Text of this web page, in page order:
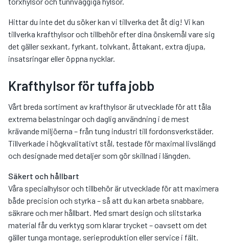
Hittar du inte det du söker kan vi tillverka det åt dig! Vi kan
tillverka krafthylsor och tillbehör efter dina önskemål vare sig
det gäller sexkant, fyrkant, tolvkant, åttakant, extra djupa,
insatsringar eller öppna nycklar.
Krafthylsor för tuffa jobb
Vårt breda sortiment av krafthylsor är utvecklade för att tåla
extrema belastningar och daglig användning i de mest
krävande miljöerna – från tung industri till fordonsverkstäder.
Tillverkade i högkvalitativt stål, testade för maximal livslängd
och designade med detaljer som gör skillnad i längden.
Säkert och hållbart
Våra specialhylsor och tillbehör är utvecklade för att maximera
både precision och styrka – så att du kan arbeta snabbare,
säkrare och mer hållbart. Med smart design och slitstarka
material får du verktyg som klarar trycket – oavsett om det
gäller tunga montage, serieproduktion eller service i fält.